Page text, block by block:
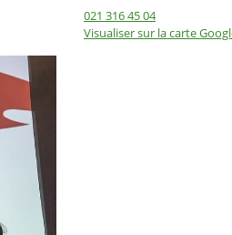
021 316 45 04
Visualiser sur la carte